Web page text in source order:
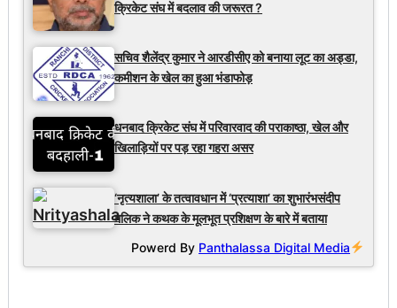
क्रिकेट संघ में बदलाव की जरूरत ?
सचिव शैलेंद्र कुमार ने आरडीसीए को बनाया लूट का अड्डा,
कमीशन के खेल का हुआ भंडाफोड़
धनबाद क्रिकेट संघ में परिवारवाद की पराकाष्ठा, खेल और
खिलाड़ियों पर पड़ रहा गहरा असर
‘नृत्यशाला’ के तत्वावधान में ‘प्रत्याशा’ का शुभारंभसंदीप
मलिक ने कथक के मूलभूत प्रशिक्षण के बारे में बताया
Powerd By Panthalassa Digital Media